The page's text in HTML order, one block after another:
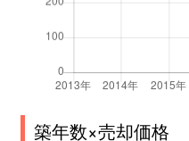
築年数×売却価格